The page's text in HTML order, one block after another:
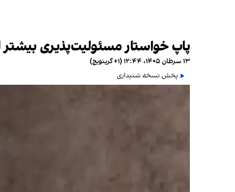
پاپ خواستار مسئولیت‌پذیری
۱۳ سرطان ۱۴۰۵، ۱۲:۴۴ (‎+۱ گرینویچ)
پخش نسخه شنیداری